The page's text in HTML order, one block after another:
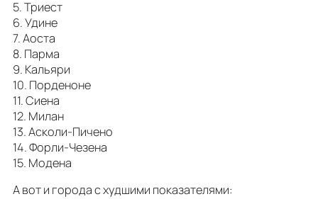
5. Триест
6. Удине
7. Аоста
8. Парма
9. Кальяри
10. Порденоне
11. Сиена
12. Милан
13. Асколи-Пичено
14. Форли-Чезена
15. Модена
А вот и города с худшими показателями: